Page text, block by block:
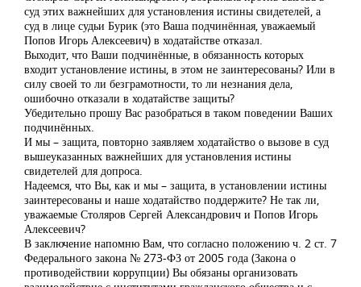
суд этих важнейших для установления истины свидетелей, а
суд в лице судьи Бурик (это Ваша подчинённая, уважаемый
Попов Игорь Алексеевич) в ходатайстве отказал.
Выходит, что Ваши подчинённые, в обязанность которых
входит установление истины, в этом не заинтересованы? Или в
силу своей то ли безграмотности, то ли незнания дела,
ошибочно отказали в ходатайстве защиты?
Убедительно прошу Вас разобраться в таком поведении Ваших
подчинённых.
И мы – защита, повторно заявляем ходатайство о вызове в суд
вышеуказанных важнейших для установления истины
свидетелей для допроса.
Надеемся, что Вы, как и мы – защита, в установлении истины
заинтересованы и наше ходатайство поддержите? Не так ли,
уважаемые Столяров Сергей Александрович и Попов Игорь
Алексеевич?
В заключение напомню Вам, что согласно положению ч. 2 ст. 7
Федерального закона № 273-ФЗ от 2005 года (Закона о
противодействии коррупции) Вы обязаны организовать